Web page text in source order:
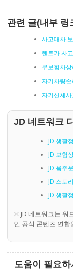
관련 글(내부 링
사고대차
렌트카 사
무보험차
자기차량
자기신체
JD 네트워크
JD 생활
JD 보험
JD 음주
JD 스토
JD 생활
※ JD 네트워크는 워
인 공식 콘텐츠 연합
도움이 필요하